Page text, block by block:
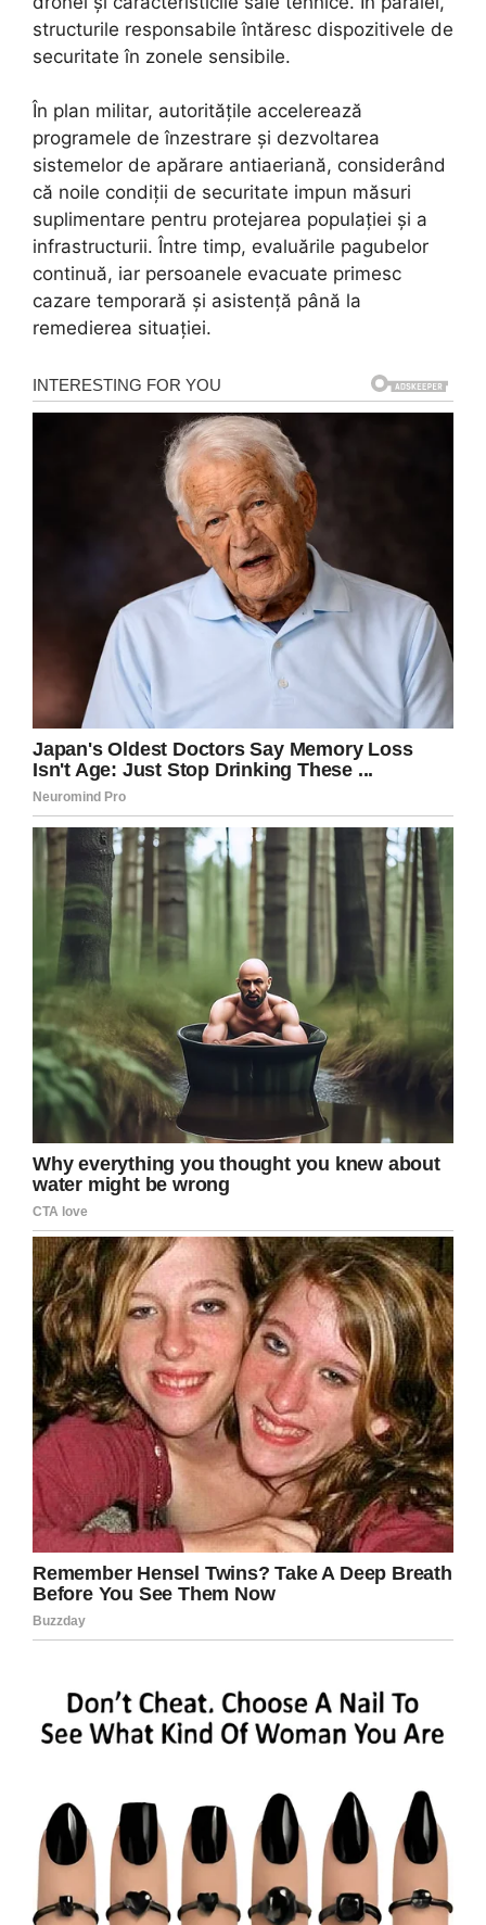
structurile responsabile întăresc dispozitivele de
securitate în zonele sensibile.
În plan militar, autoritățile accelerează
programele de înzestrare și dezvoltarea
sistemelor de apărare antiaeriană, considerând
că noile condiții de securitate impun măsuri
suplimentare pentru protejarea populației și a
infrastructurii. Între timp, evaluările pagubelor
continuă, iar persoanele evacuate primesc
cazare temporară și asistență până la
remedierea situației.